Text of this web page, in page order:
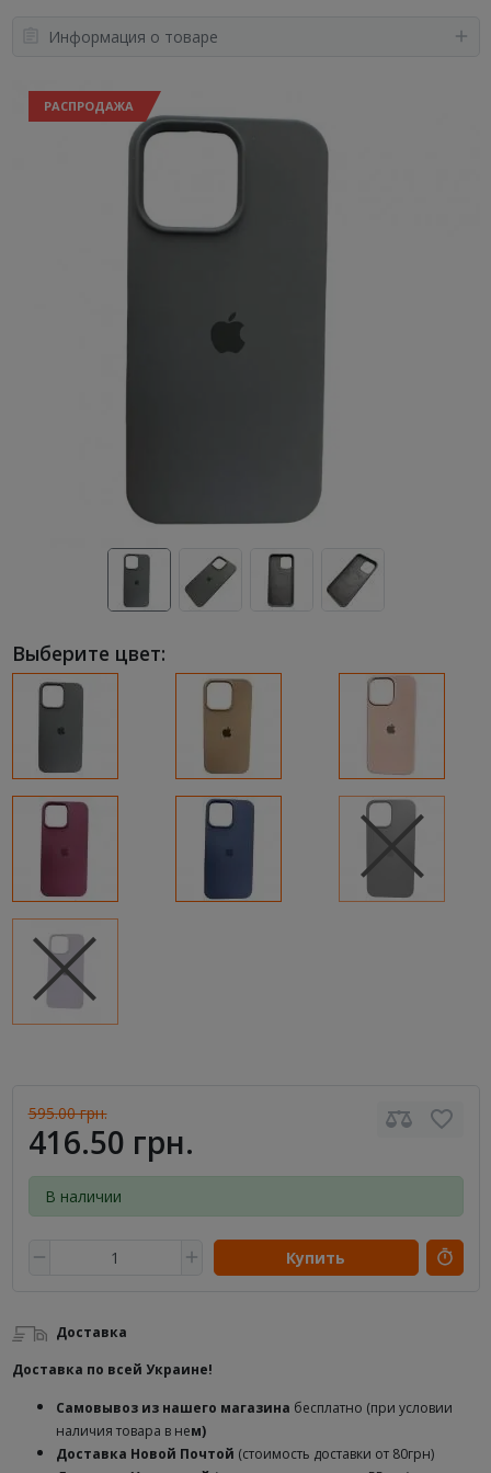
Информация о товаре
РАСПРОДАЖА
Выберите цвет:
595.00 грн.
416.50 грн.
В наличии
Купить
Доставка
Доставка по всей Украине!
Самовывоз из нашего магазина бесплатно (при условии
наличия товара в нем)
Доставка Новой Почтой (стоимость доставки от 80грн)